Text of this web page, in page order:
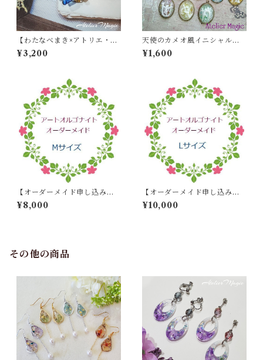
【わたなべまき×アトリエ・マ
ギ】コラボ ロングチェーン
ペンダント
¥3,200
天使のカメオ風イニシャルチ
ャーム
¥1,600
【オーダーメイド申し込み】
アートオルゴナイト Mサイズ
¥8,000
【オーダーメイド申し込み】
アートオルゴナイト Lサイズ
¥10,000
その他の商品